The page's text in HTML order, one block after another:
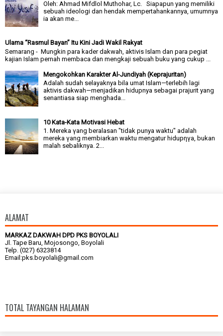
Oleh: Ahmad Mifdlol Muthohar, Lc. Siapapun yang memiliki
sebuah ideologi dan hendak mempertahankannya, umumnya
ia akan me...
Ulama “Rasmul Bayan” Itu Kini Jadi Wakil Rakyat
Semarang - Mungkin para kader dakwah, aktivis Islam dan para pegiat
kajian Islam pernah membaca dan mengkaji sebuah buku yang cukup ...
Mengokohkan Karakter Al-Jundiyah (Keprajuritan)
Adalah sudah selayaknya bila umat Islam—terlebih lagi
aktivis dakwah—menjadikan hidupnya sebagai prajurit yang
senantiasa siap menghada...
10 Kata-Kata Motivasi Hebat
1. Mereka γang beralasan "tidak punya waktu" adalah
mereka γang membiarkan waktu mengatur hidupηγa, bukan
malah sebaliknya. 2...
ALAMAT
MARKAZ DAKWAH DPD PKS BOYOLALI
Jl. Tape Baru, Mojosongo, Boyolali
Telp. (027) 6323814
Email:pks.boyolali@gmail.com
TOTAL TAYANGAN HALAMAN